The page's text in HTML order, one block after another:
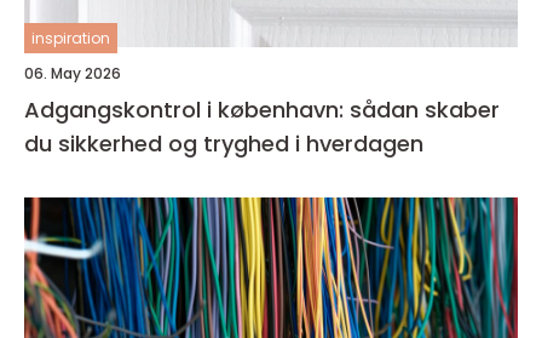
inspiration
06. May 2026
Adgangskontrol i københavn: sådan skaber
du sikkerhed og tryghed i hverdagen